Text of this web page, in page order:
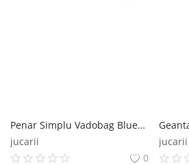
Penar Simplu Vadobag Bluey Best Friends Fun Vadobag
jucarii
0
jucarii